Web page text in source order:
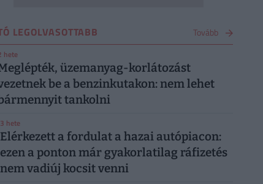
LEGOLVASOTTABB Tovább
hete
üzemanyag-korlátozást
be a benzinkutakon: nem lehet
tankolni
3 hete
Elérkezett a fordulat a hazai autópiacon:
ezen a ponton már gyakorlatilag ráfizetés
nem vadiúj kocsit venni